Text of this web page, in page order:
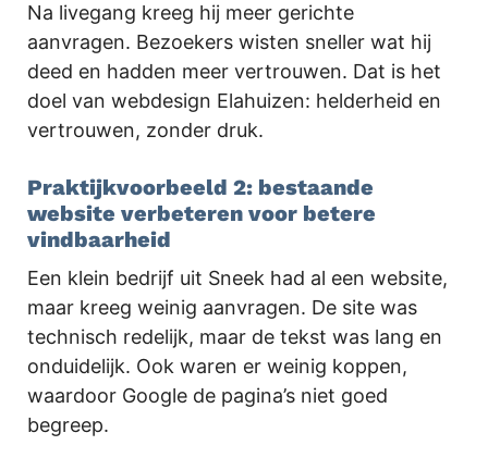
Na livegang kreeg hij meer gerichte
aanvragen. Bezoekers wisten sneller wat hij
deed en hadden meer vertrouwen. Dat is het
doel van webdesign Elahuizen: helderheid en
vertrouwen, zonder druk.
Praktijkvoorbeeld 2: bestaande
website verbeteren voor betere
vindbaarheid
Een klein bedrijf uit Sneek had al een website,
maar kreeg weinig aanvragen. De site was
technisch redelijk, maar de tekst was lang en
onduidelijk. Ook waren er weinig koppen,
waardoor Google de pagina’s niet goed
begreep.